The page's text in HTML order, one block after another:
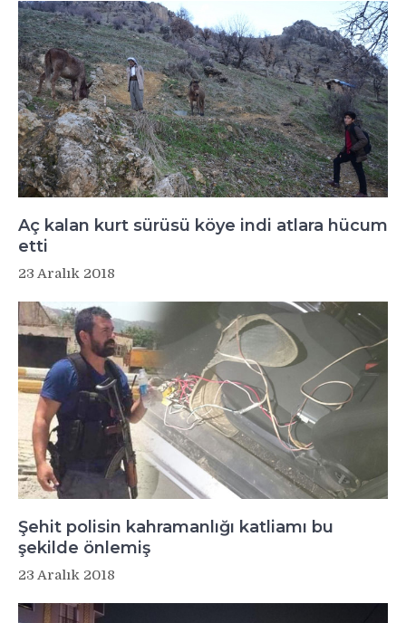
Aç kalan kurt sürüsü köye indi atlara hücum
etti
23 Aralık 2018
Şehit polisin kahramanlığı katliamı bu
şekilde önlemiş
23 Aralık 2018